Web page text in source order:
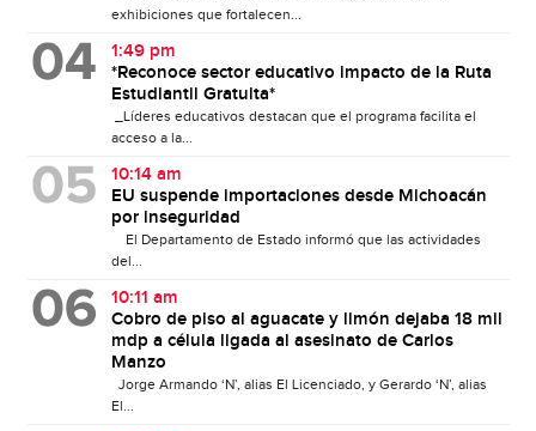
exhibiciones que fortalecen...
1:49 pm
*Reconoce sector educativo impacto de la Ruta
Estudiantil Gratuita*
_Líderes educativos destacan que el programa facilita el
acceso a la...
10:14 am
EU suspende importaciones desde Michoacán
por inseguridad
El Departamento de Estado informó que las actividades
del...
10:11 am
Cobro de piso al aguacate y limón dejaba 18 mil
mdp a célula ligada al asesinato de Carlos
Manzo
Jorge Armando ‘N’, alias El Licenciado, y Gerardo ‘N’, alias
El...